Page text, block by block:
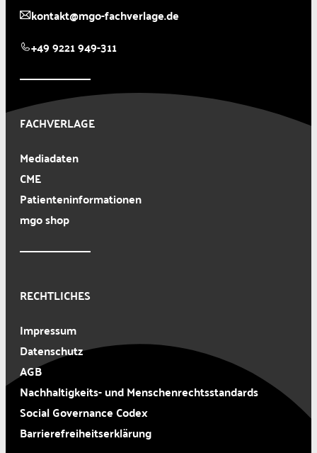
kontakt@mgo-fachverlage.de
+49 9221 949-311
FACHVERLAGE
Mediadaten
CME
Patienteninformationen
mgo shop
RECHTLICHES
Impressum
Datenschutz
AGB
Nachhaltigkeits- und Menschenrechtsstandards
Social Governance Codex
Barrierefreiheitserklärung